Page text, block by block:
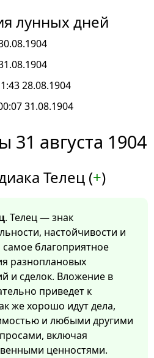
лунных дней
28.08.1904
31.08.1904
31 августа 1904
Телец (+)
. Телец — знак
настойчивости и
самое благоприятное
разноплановых
и сделок. Вложение в
приведет к
же хорошо идут дела,
и любыми другими
включая
ценностями.